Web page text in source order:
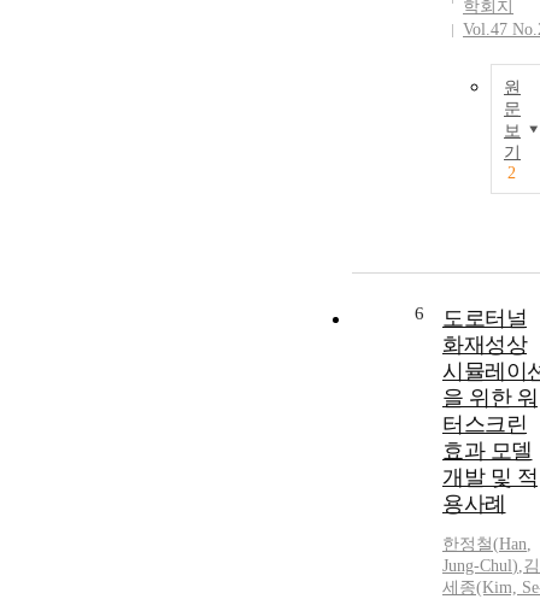
학회지
Vol.47
원
문
보
기
2
6
도로터널
화재성상
시뮬레이
을 위한 워
터스크린
효과 모델
개발 및 적
용사례
한정철(Han,
Jung-Chul),김
세종(Kim,